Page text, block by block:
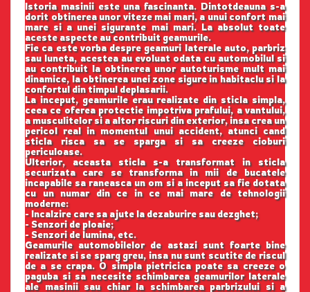
Istoria masinii este una fascinanta. Dintotdeauna s-a
dorit obtinerea unor viteze mai mari, a unui confort mai
mare si a unei sigurante mai mari. La absolut toate
aceste aspecte au contribuit geamurile.
Fie ca este vorba despre geamuri laterale auto, parbriz
sau luneta, acestea au evoluat odata cu automobilul si
au contribuit la obtinerea unor autoturisme mult mai
dinamice, la obtinerea unei zone sigure in habitaclu si la
confortul din timpul deplasarii.
La inceput, geamurile erau realizate din sticla simpla,
ceea ce oferea protectie impotriva prafului, a vantului,
a musculitelor si a altor riscuri din exterior, insa crea un
pericol real in momentul unui accident, atunci cand
sticla risca sa se sparga si sa creeze cioburi
periculoase.
Ulterior, aceasta sticla s-a transformat in sticla
securizata care se transforma in mii de bucatele
incapabile sa raneasca un om si a inceput sa fie dotata
cu un numar din ce in ce mai mare de tehnologii
moderne:
- Incalzire care sa ajute la dezaburire sau dezghet;
- Senzori de ploaie;
- Senzori de lumina, etc.
Geamurile automobilelor de astazi sunt foarte bine
realizate si se sparg greu, insa nu sunt scutite de riscul
de a se crapa. O simpla pietricica poate sa creeze o
paguba si sa necesite schimbarea geamurilor laterale
ale masinii sau chiar la schimbarea parbrizului si a